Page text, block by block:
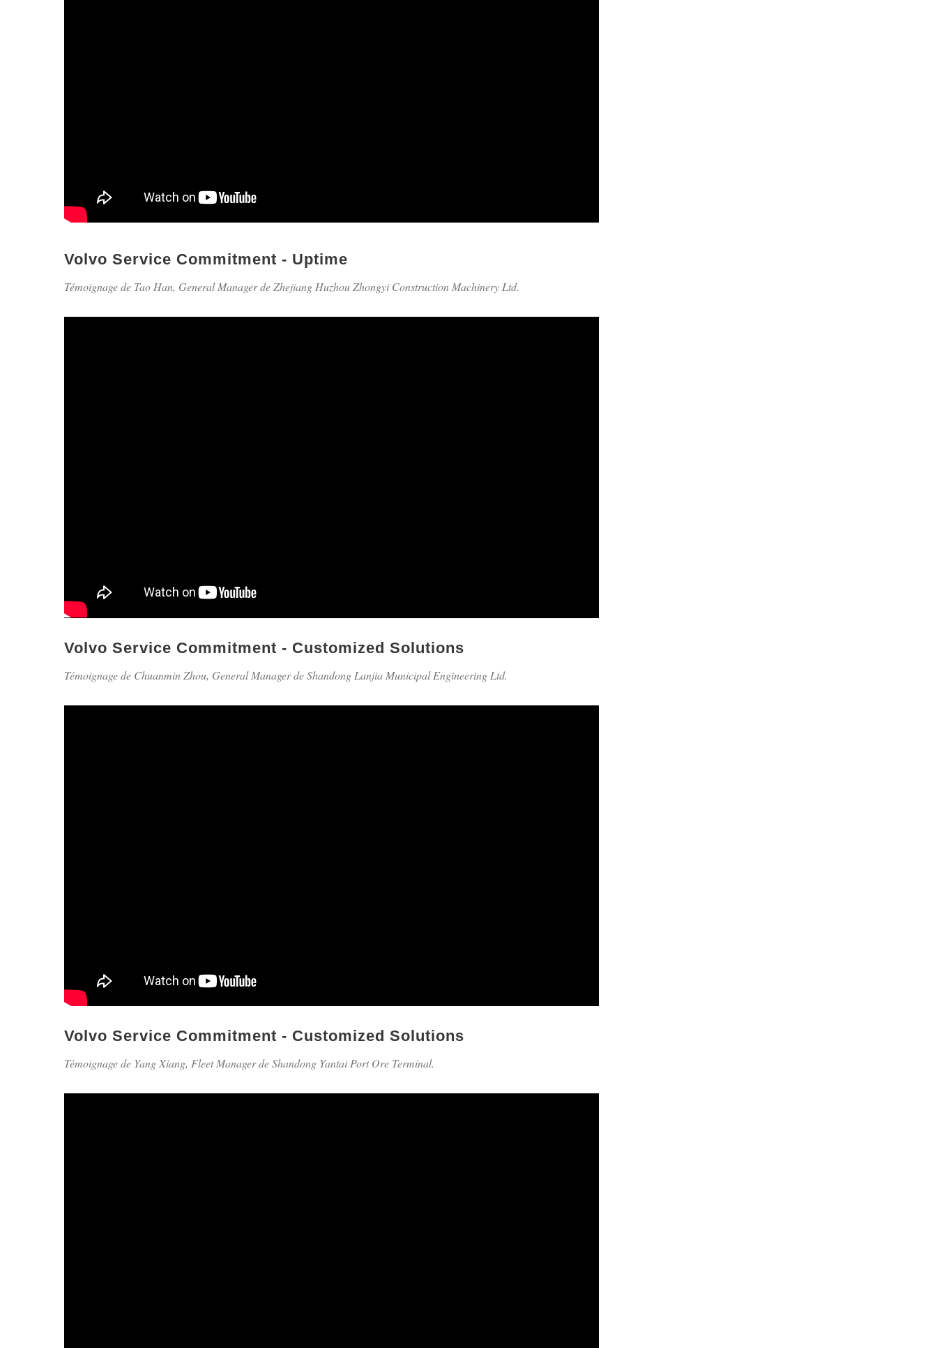
Volvo Service Commitment - Uptime
Témoignage de Tao Han, General Manager de Zhejiang Huzhou Zhongyi Construction Machinery Ltd.
Volvo Service Commitment - Customized Solutions
Témoignage de Chuanmin Zhou, General Manager de Shandong Lanjia Municipal Engineering Ltd.
Volvo Service Commitment - Customized Solutions
Témoignage de Yang Xiang, Fleet Manager de Shandong Yantai Port Ore Terminal.